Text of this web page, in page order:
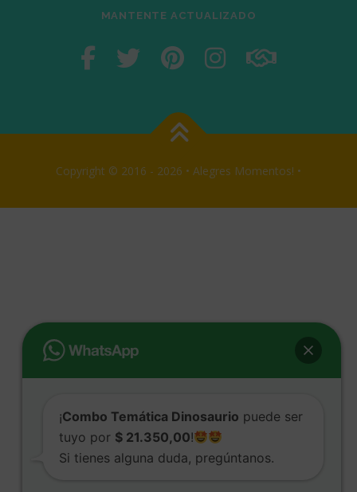
MANTENTE ACTUALIZADO
Copyright © 2016 - 2026 • Alegres Momentos! •
¡Combo Temática Dinosaurio puede ser
tuyo por $ 21.350,00!
Si tienes alguna duda, pregúntanos.